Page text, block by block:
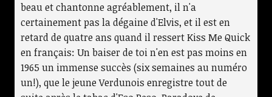
beau et chantonne agréablement, il n'a
certainement pas la dégaine d'Elvis, et il est en
retard de quatre ans quand il ressert Kiss Me Quick
en français: Un baiser de toi n'en est pas moins en
1965 un immense succès (six semaines au numéro
un!), que le jeune Verdunois enregistre tout de